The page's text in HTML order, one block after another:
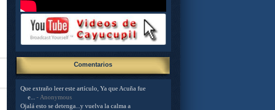
Comentarios
Que extraño leer este artículo, Ya que Acuña fue
e...- Anonymous
Ojalá esto se detenga...y vuelva la calma a